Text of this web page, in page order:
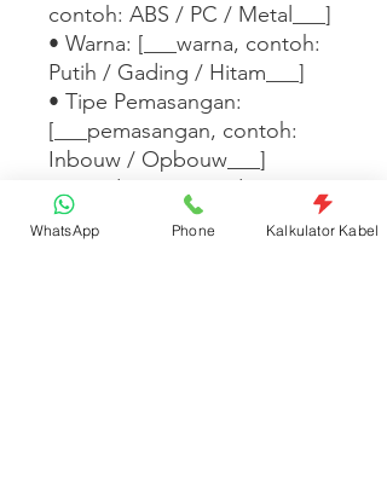
contoh: ABS / PC / Metal___]
• Warna: [___warna, contoh:
Putih / Gading / Hitam___]
• Tipe Pemasangan:
[___pemasangan, contoh:
Inbouw / Opbouw___]
• Standar: [___standar,
contoh: SNI / IEC 60669___]
Tersedia dalam
WhatsApp Phone Kalkulator Kabel